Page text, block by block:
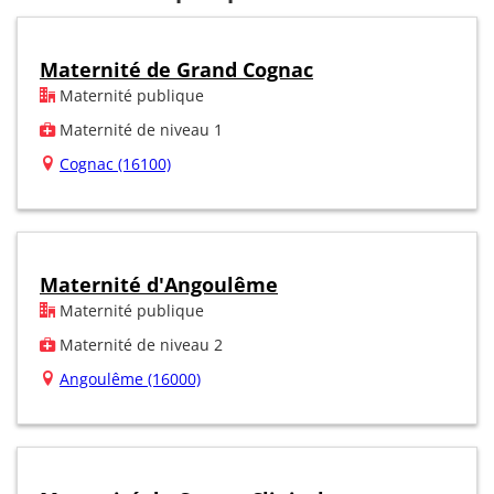
Maternité de Grand Cognac
Maternité publique
Maternité de niveau 1
Cognac (16100)
Maternité d'Angoulême
Maternité publique
Maternité de niveau 2
Angoulême (16000)